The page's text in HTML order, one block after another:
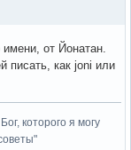
от Йонатан.
писать, как joni или
которого я могу